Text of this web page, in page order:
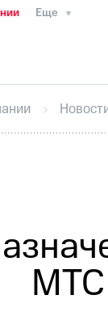
Еще
кабинет